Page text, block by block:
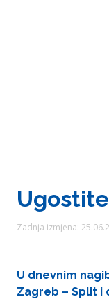
Zadnja izmjena:
U dnevnim
Zagreb – Split i